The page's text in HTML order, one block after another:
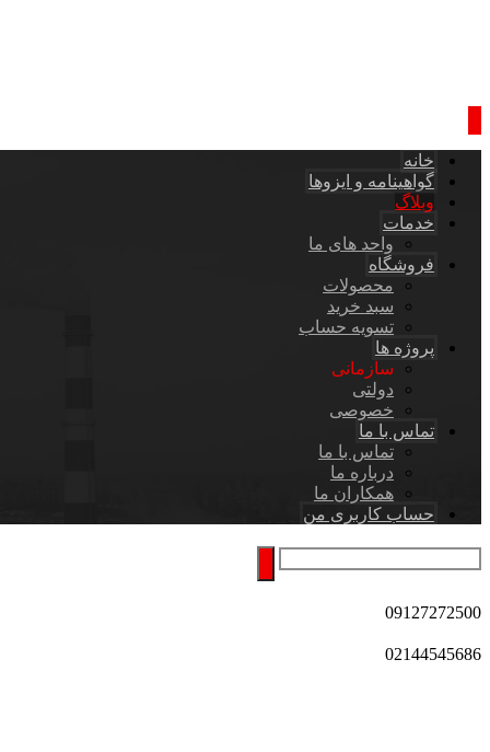
خانه
گواهینامه و ایزوها
وبلاگ
خدمات
واحد های ما
فروشگاه
محصولات
سبد خرید
تسویه حساب
پروژه ها
سازمانی
دولتی
خصوصی
تماس با ما
تماس با ما
درباره ما
همکاران ما
حساب کاربری من
09127272500
02144545686